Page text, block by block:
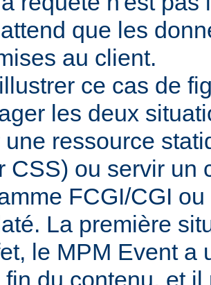
que les
au client.
ce cas de
les deux
une ressource
CSS) ou servir un
FCGI/CGI
La première
le MPM Event a
fin du contenu, et